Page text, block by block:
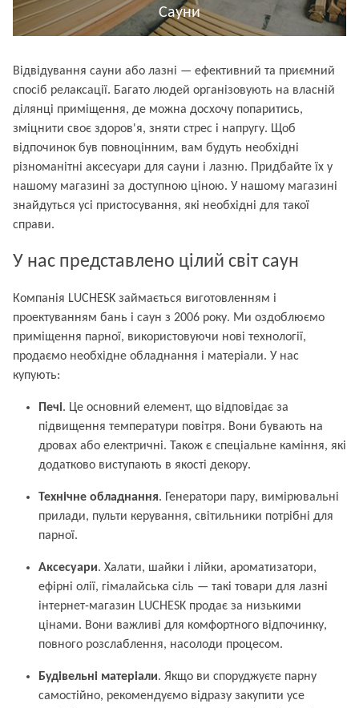
Сауни
Відвідування сауни або лазні — ефективний та приємний
спосіб релаксації. Багато людей організовують на власній
ділянці приміщення, де можна досхочу попаритись,
зміцнити своє здоров'я, зняти стрес і напругу. Щоб
відпочинок був повноцінним, вам будуть необхідні
різноманітні аксесуари для сауни і лазню. Придбайте їх у
нашому магазині за доступною ціною. У нашому магазині
знайдуться усі пристосування, які необхідні для такої
справи.
У нас представлено цілий світ саун
Компанія LUCHESK займається виготовленням і
проектуванням бань і саун з 2006 року. Ми оздоблюємо
приміщення парної, використовуючи нові технології,
продаємо необхідне обладнання і матеріали. У нас
купують:
Печі. Це основний елемент, що відповідає за
підвищення температури повітря. Вони бувають на
дровах або електричні. Також є спеціальне каміння, які
додатково виступають в якості декору.
Технічне обладнання. Генератори пару, вимірювальні
прилади, пульти керування, світильники потрібні для
парної.
Аксесуари. Халати, шайки і лійки, ароматизатори,
ефірні олії, гімалайська сіль — такі товари для лазні
інтернет-магазин LUCHESK продає за низькими
цінами. Вони важливі для комфортного відпочинку,
повного розслаблення, насолоди процесом.
Будівельні матеріали. Якщо ви споруджуєте парну
самостійно, рекомендуємо відразу закупити усе